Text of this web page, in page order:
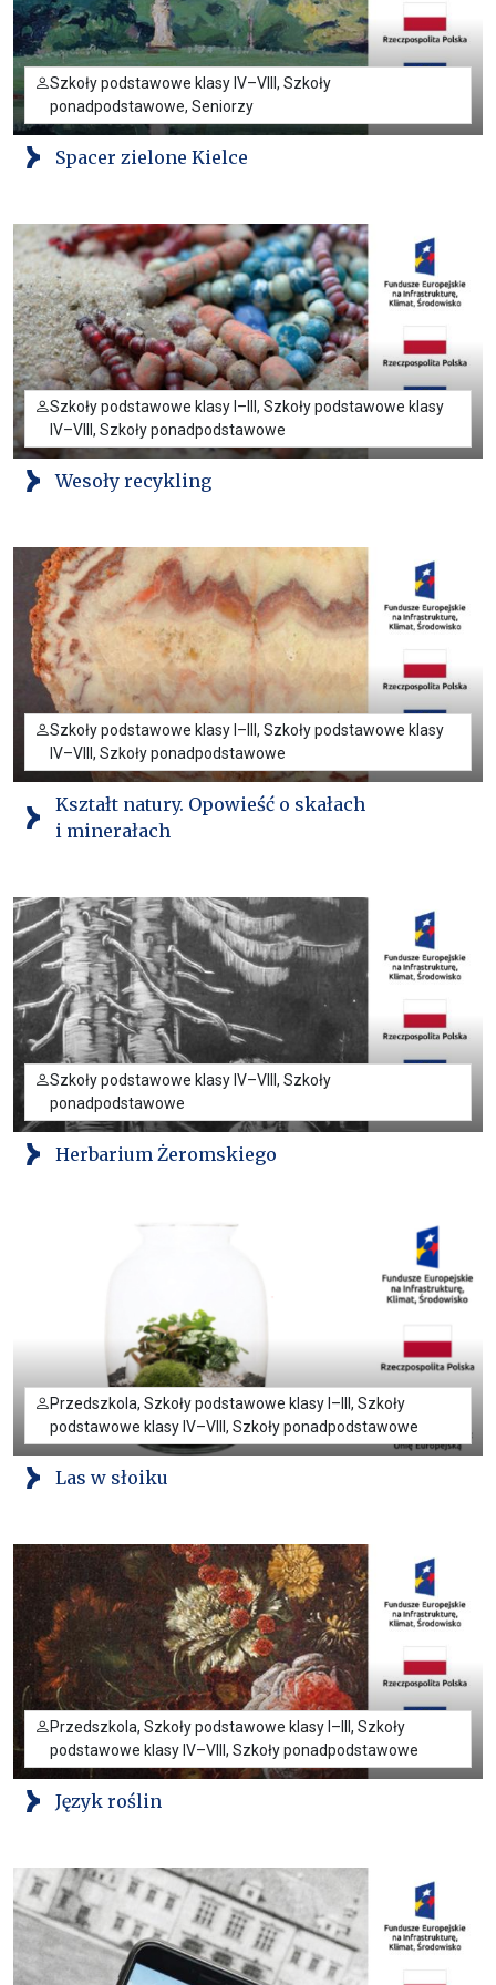
Szkoły podstawowe klasy IV–VIII, Szkoły
ponadpodstawowe, Seniorzy
Spacer zielone Kielce
Szkoły podstawowe klasy I–III, Szkoły podstawowe klasy
IV–VIII, Szkoły ponadpodstawowe
Wesoły recykling
Szkoły podstawowe klasy I–III, Szkoły podstawowe klasy
IV–VIII, Szkoły ponadpodstawowe
Kształt natury. Opowieść o skałach
i minerałach
Szkoły podstawowe klasy IV–VIII, Szkoły
ponadpodstawowe
Herbarium Żeromskiego
Przedszkola, Szkoły podstawowe klasy I–III, Szkoły
podstawowe klasy IV–VIII, Szkoły ponadpodstawowe
Las w słoiku
Przedszkola, Szkoły podstawowe klasy I–III, Szkoły
podstawowe klasy IV–VIII, Szkoły ponadpodstawowe
Język roślin